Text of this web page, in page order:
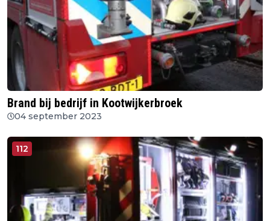
Brand bij bedrijf in Kootwijkerbroek
04 september 2023
112